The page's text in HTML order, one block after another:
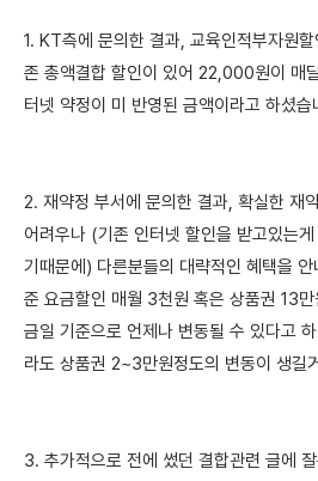
1. KT측에 문의한 결과, 교육인적부자원
존 총액결합 할인이 있어 22,000원이 매
터넷 약정이 미 반영된 금액이라고 하셨습
2. 재약정 부서에 문의한 결과, 확실한 재
어려우나 (기존 인터넷 할인을 받고있는
기때문에) 다른분들의 대략적인 혜택을
준 요금할인 매월 3천원 혹은 상품권 13
금일 기준으로 언제나 변동될 수 있다고
라도 상품권 2~3만원정도의 변동이 생길
3. 추가적으로 전에 썼던 결합관련 글에